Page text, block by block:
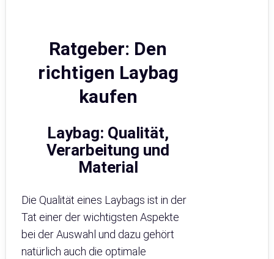
Ratgeber: Den
richtigen Laybag
kaufen
Laybag: Qualität,
Verarbeitung und
Material
Die Qualität eines Laybags ist in der
Tat einer der wichtigsten Aspekte
bei der Auswahl und dazu gehört
natürlich auch die optimale